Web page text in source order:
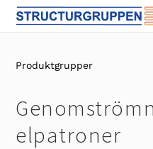
vidare
innehåll
Produktgrupper
elpatroner